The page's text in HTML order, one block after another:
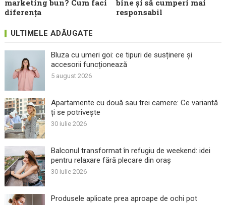
marketing bun? Cum faci
diferența
bine și să cumperi mai
responsabil
ULTIMELE ADĂUGATE
Bluza cu umeri goi: ce tipuri de susținere și
accesorii funcționează
5 august 2026
Apartamente cu două sau trei camere: Ce variantă
ți se potrivește
30 iulie 2026
Balconul transformat în refugiu de weekend: idei
pentru relaxare fără plecare din oraș
30 iulie 2026
Produsele aplicate prea aproape de ochi pot